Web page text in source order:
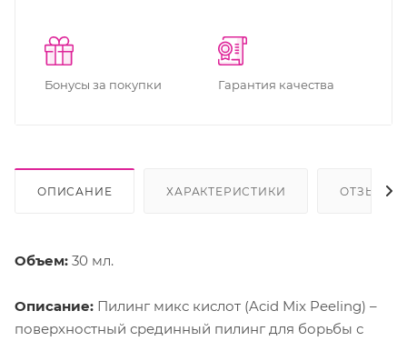
Бонусы за покупки Гарантия качества
ОПИСАНИЕ ХАРАКТЕРИСТИКИ ОТЗЫВЫ
Объем: 30 мл.
Описание: Пилинг микс кислот (Acid Mix Peeling) –
поверхностный срединный пилинг для борьбы с